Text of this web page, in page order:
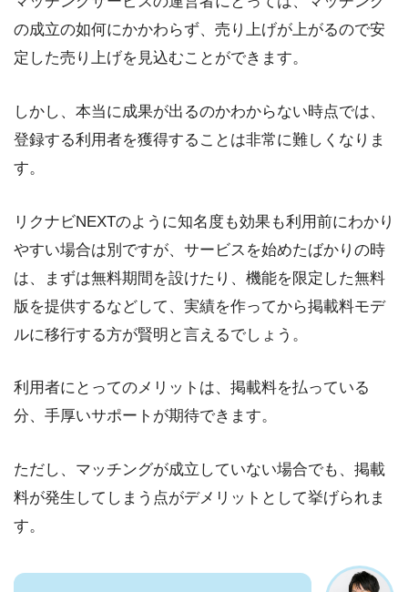
の成立の如何にかかわらず、売り上げが上がるので安
定した売り上げを見込むことができます。
しかし、本当に成果が出るのかわからない時点では、
登録する利用者を獲得することは非常に難しくなりま
す。
リクナビNEXTのように知名度も効果も利用前にわかり
やすい場合は別ですが、サービスを始めたばかりの時
は、まずは無料期間を設けたり、機能を限定した無料
版を提供するなどして、実績を作ってから掲載料モデ
ルに移行する方が賢明と言えるでしょう。
利用者にとってのメリットは、掲載料を払っている
分、手厚いサポートが期待できます。
ただし、マッチングが成立していない場合でも、掲載
料が発生してしまう点がデメリットとして挙げられま
す。